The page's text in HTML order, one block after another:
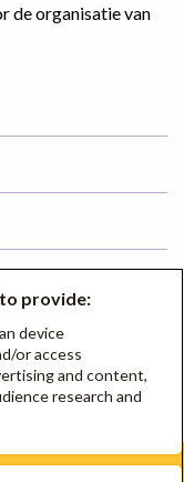
de organisatie van
keuze is
provide:
device
or access
and content,
research and